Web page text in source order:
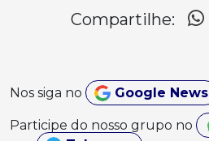
Compartilhe:
Nos siga no Google News
Participe do nosso grupo no